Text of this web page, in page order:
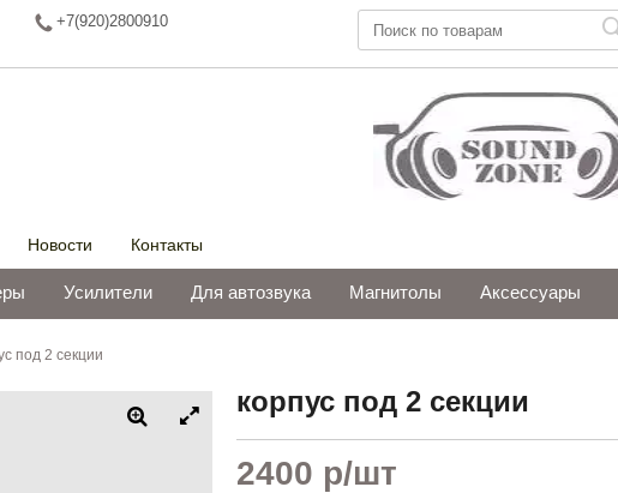
+7(920)2800910
Новости Контакты
Усилители Для автозвука Магнитолы Аксессуары
под 2 секции
корпус под 2 секции
2400 р/шт